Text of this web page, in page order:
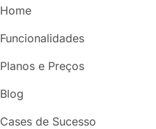
Home
Funcionalidades
Planos e Preços
Blog
Cases de Sucesso